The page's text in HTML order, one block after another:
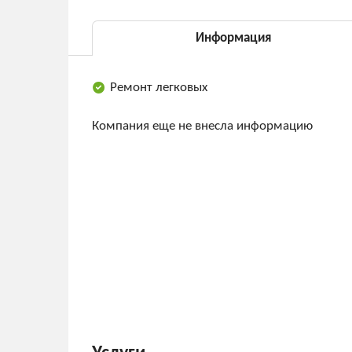
Информация
Ремонт легковых
Компания еще не внесла информацию